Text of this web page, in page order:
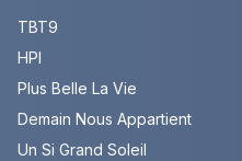
TBT9
HPI
Plus Belle La Vie
Demain Nous Appartient
Un Si Grand Soleil